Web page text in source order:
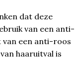
dat deze
van een anti-
van een anti-roos
haaruitval is